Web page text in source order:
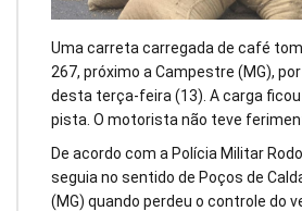
Uma carreta carregada de café
267, próximo a Campestre (MG),
desta terça-feira (13). A carga
pista. O motorista não teve
De acordo com a Polícia Militar
seguia no sentido de Poços de
(MG) quando perdeu o controle do